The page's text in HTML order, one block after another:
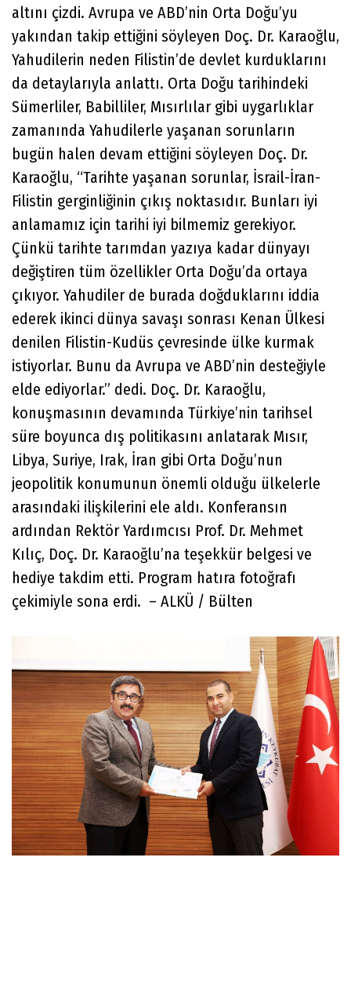
altını çizdi. Avrupa ve ABD’nin Orta Doğu’yu
yakından takip ettiğini söyleyen Doç. Dr. Karaoğlu,
Yahudilerin neden Filistin’de devlet kurduklarını
da detaylarıyla anlattı. Orta Doğu tarihindeki
Sümerliler, Babilliler, Mısırlılar gibi uygarlıklar
zamanında Yahudilerle yaşanan sorunların
bugün halen devam ettiğini söyleyen Doç. Dr.
Karaoğlu, “Tarihte yaşanan sorunlar, İsrail-İran-
Filistin gerginliğinin çıkış noktasıdır. Bunları iyi
anlamamız için tarihi iyi bilmemiz gerekiyor.
Çünkü tarihte tarımdan yazıya kadar dünyayı
değiştiren tüm özellikler Orta Doğu’da ortaya
çıkıyor. Yahudiler de burada doğduklarını iddia
ederek ikinci dünya savaşı sonrası Kenan Ülkesi
denilen Filistin-Kudüs çevresinde ülke kurmak
istiyorlar. Bunu da Avrupa ve ABD’nin desteğiyle
elde ediyorlar.” dedi. Doç. Dr. Karaoğlu,
konuşmasının devamında Türkiye’nin tarihsel
süre boyunca dış politikasını anlatarak Mısır,
Libya, Suriye, Irak, İran gibi Orta Doğu’nun
jeopolitik konumunun önemli olduğu ülkelerle
arasındaki ilişkilerini ele aldı. Konferansın
ardından Rektör Yardımcısı Prof. Dr. Mehmet
Kılıç, Doç. Dr. Karaoğlu’na teşekkür belgesi ve
hediye takdim etti. Program hatıra fotoğrafı
çekimiyle sona erdi. – ALKÜ / Bülten